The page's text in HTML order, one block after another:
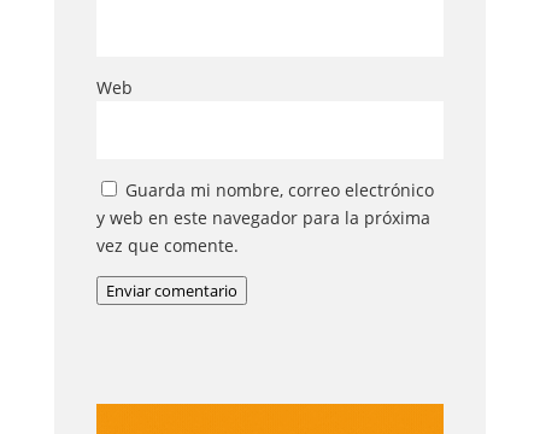
Web
Guarda mi nombre, correo electrónico
y web en este navegador para la próxima
vez que comente.
Enviar comentario